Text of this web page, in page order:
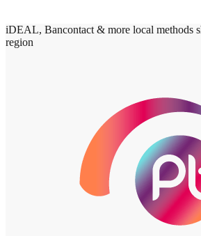
iDEAL, Bancontact & more local methods
region